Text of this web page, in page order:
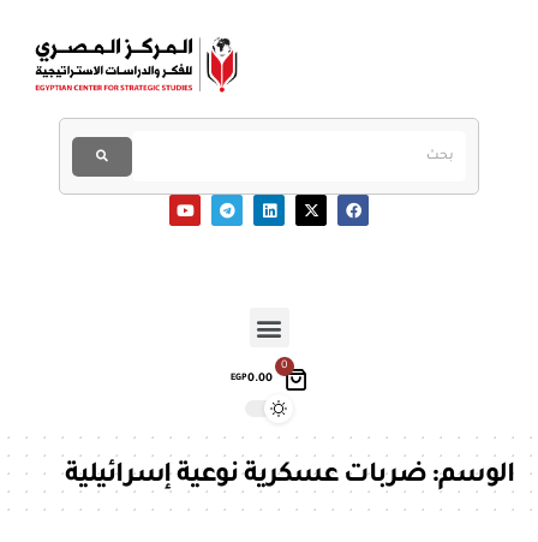
0
EGP0.00
الوسم:ضربات عسكرية نوعية إسرائيلية